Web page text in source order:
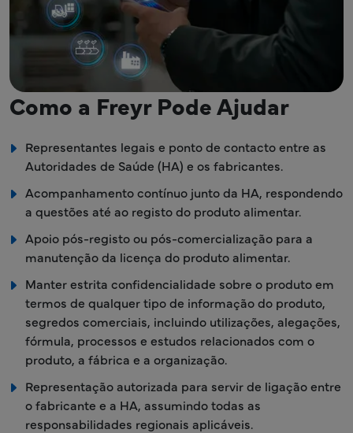
Como a Freyr Pode Ajudar
Representantes legais e ponto de contacto entre as
Autoridades de Saúde (HA) e os fabricantes.
Acompanhamento contínuo junto da HA, respondendo
a questões até ao registo do produto alimentar.
Apoio pós-registo ou pós-comercialização para a
manutenção da licença do produto alimentar.
Manter estrita confidencialidade sobre o produto em
termos de qualquer tipo de informação do produto,
segredos comerciais, incluindo utilizações, alegações,
fórmula, processos e estudos relacionados com o
produto, a fábrica e a organização.
Representação autorizada para servir de ligação entre
o fabricante e a HA, assumindo todas as
responsabilidades regionais aplicáveis.